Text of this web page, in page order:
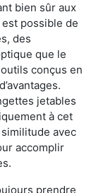
bien sûr aux
possible de
des
que le
conçus en
jetables
à cet
avec
accomplir
prendre